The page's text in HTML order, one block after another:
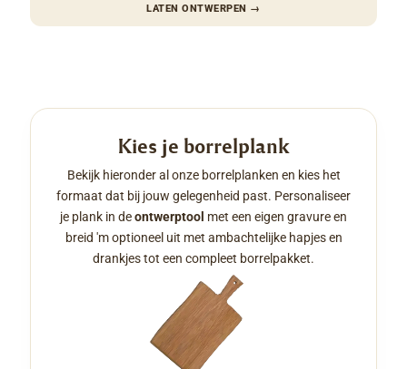
LATEN ONTWERPEN →
Kies je borrelplank
Bekijk hieronder al onze borrelplanken en kies het
formaat dat bij jouw gelegenheid past. Personaliseer
je plank in deontwerptool met een eigen gravure en
breid 'm optioneel uit met ambachtelijke hapjes en
drankjes tot een compleet borrelpakket.